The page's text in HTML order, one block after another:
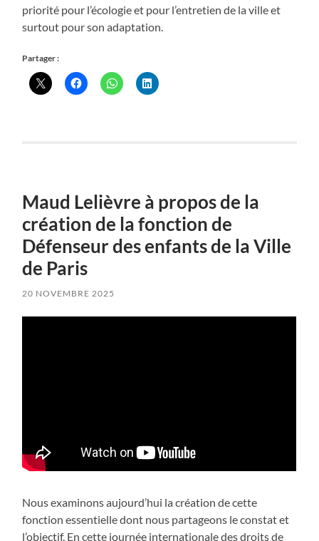
priorité pour l’écologie et pour l’entretien de la ville et
surtout pour son adaptation.
Partager :
Maud Lelièvre à propos de la
création de la fonction de
Défenseur des enfants de la Ville
de Paris
20 NOVEMBRE 2025
Nous examinons aujourd’hui la création de cette
fonction essentielle dont nous partageons le constat et
l’objectif. En cette journée internationale des droits de